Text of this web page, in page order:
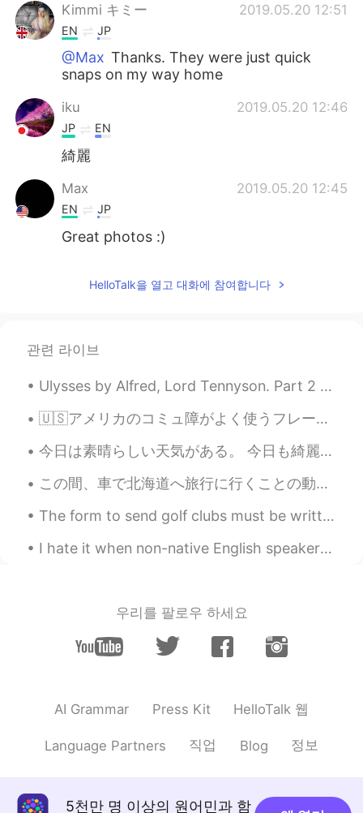
Kimmi キミー 2019.05.20 12:51
EN JP
@Max Thanks. They were just quick
snaps on my way home
iku 2019.05.20 12:46
JP EN
綺麗
Max 2019.05.20 12:45
EN JP
Great photos :)
HelloTalk을 열고 대화에 참여합니다
관련 라이브
Ulysses by Alfred, Lord Tennyson. Part 2 of 7. Much have I seen and known; cities of men And ma...
🇺🇸アメリカのコミュ障がよく使うフレーズ🇺🇸 アメリカのコミュ障のことを Introvert といいます。 「アメリカのコミュ障…？」と思ったあなた。アメリカにもコミュ障はいますよ！！！たくさ...
今日は素晴らしい天気がある。 今日も綺麗な花を見ました。🌸 昨日、さくらについてのヘロートークのコメント。 「ほとんどの人はさくらだけ気にする」言った。 本当だね。 。🙄 だから、ここは昨日の...
この間、車で北海道へ旅行に行くことの動画を見た 🛣 二人(イギリス人とアメリカ人)は日本の部分の最北に行ってた 行く途中で色々な場所に寄ったんだけど、結局稚内市に着いた 🗾 The other ...
The form to send golf clubs must be written in Japanese, so I have to carry my clubs every time I...
I hate it when non-native English speakers on this app correct other people’s English posts and t...
우리를 팔로우 하세요
AI Grammar Press Kit HelloTalk 웹
Language Partners 직업 Blog 정보
5천만 명 이상의 원어민과 함